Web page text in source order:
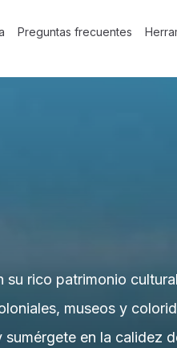
Preguntas frecuentes
rico patrimonio
museos y
en la calidez